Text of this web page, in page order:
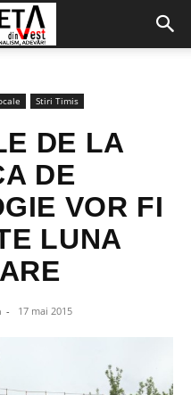
Stiri Timis
DE LA
DE
VOR FI
LUNA
- 17 mai 2015